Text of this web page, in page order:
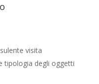
visita
tipologia degli oggetti